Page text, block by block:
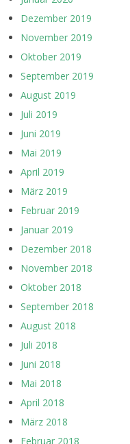
Dezember 2019
November 2019
Oktober 2019
September 2019
August 2019
Juli 2019
Juni 2019
Mai 2019
April 2019
März 2019
Februar 2019
Januar 2019
Dezember 2018
November 2018
Oktober 2018
September 2018
August 2018
Juli 2018
Juni 2018
Mai 2018
April 2018
März 2018
Februar 2018